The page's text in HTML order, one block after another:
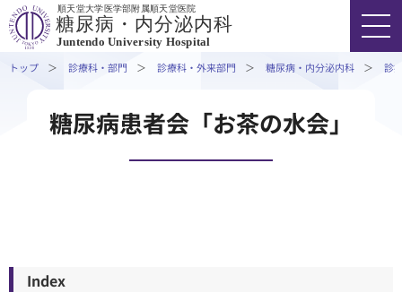
順天堂大学医学部附属順天堂医院
糖尿病・内分泌内科
Juntendo University Hospital
トップ 診療科・部門 診療科・外来部門 糖尿病・内分泌内科 診
糖尿病患者会「お茶の水会」
Index
外来担当医表・休診情報
専⾨外来・特殊外来
医療関係者の⽅へ
FONT SIZE COLOR VOICE
03-3813-3111
入院・ご面会の方